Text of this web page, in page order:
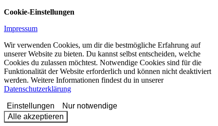
Cookie-Einstellungen
Impressum
Wir verwenden Cookies, um dir die bestmögliche Erfahrung auf
unserer Website zu bieten. Du kannst selbst entscheiden, welche
Cookies du zulassen möchtest. Notwendige Cookies sind für die
Funktionalität der Website erforderlich und können nicht deaktiviert
werden. Weitere Informationen findest du in unserer
Datenschutzerklärung
Einstellungen
Nur notwendige
Alle akzeptieren